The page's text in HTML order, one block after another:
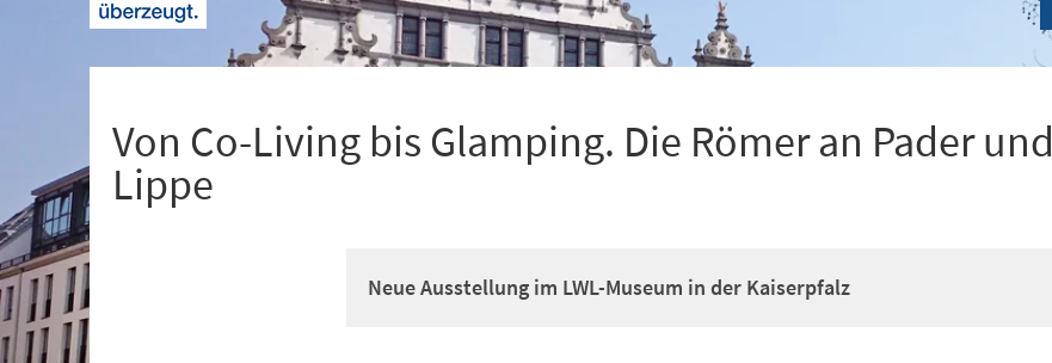
Von Co-Living bis Glamping. Die Römer an Pader und
Lippe
Neue Ausstellung im LWL-Museum in der Kaiserpfalz